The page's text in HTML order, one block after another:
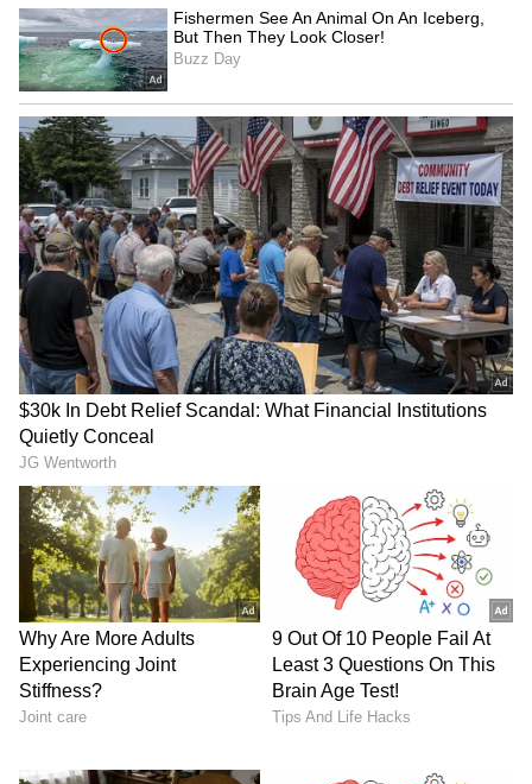
ಯಾವುದೇ ಬೆಲೆಬಾಳುವ ಆಸ್ತಿ ಅಥವಾ ಭದ್ರತೆ ಎಂದು
ಪರಿಗಣಿಸಲಾಗುತ್ತದೆ, ಅದು ಮದುವೆಯ ಸಮಯದಲ್ಲಿ
ಪರಸ್ಪರರಿಗೆ ನೀಡಲಾಗುತ್ತದೆ. ಇದನ್ನು ಮದುವೆಯ ನಂತರವೂ
ನೀಡಬಹುದು. ವರದಕ್ಷಿಣೆಯ ವ್ಯಾಖ್ಯಾನವು ಬಹಳ
ವಿಶಾಲವಾದ ವ್ಯಾಖ್ಯಾನವಾಗಿದೆ. ಈ ವ್ಯಾಖ್ಯಾನದ ಅಡಿಯಲ್ಲಿ,
ಮನೆ, ಭೂಮಿ, ಕಾರು, ಆಭರಣಗಳು, ರೂಪಾಯಿ ಸೇರಿದಂತೆ
ಸ್ಥಿರಾಸ್ತಿಯನ್ನು ಒಳಗೊಂಡಿರುತ್ತದೆ.
ವರದಕ್ಷಿಣೆ ಪದ್ಧತಿಯನ್ನು ನಿಲ್ಲಿಸುವ ಮತ್ತು ಕೊನೆಗೊಳಿಸುವ
ಉದ್ದೇಶದಿಂದ ಈ ಕಾಯ್ದೆಯನ್ನು ತರಲಾಗಿದೆ. ಈ ಕಾಯ್ದೆಯಡಿ
2 ಸೆಕ್ಷನ್‌ಗಳಿವೆ. ಸೆಕ್ಷನ್ 3 ಮತ್ತು 4. ವರದಕ್ಷಿಣೆ
ತೆಗೆದುಕೊಳ್ಳುವುದು ಮತ್ತು ನೀಡುವುದು ಸೆಕ್ಷನ್ 3 ರ
ಅಡಿಯಲ್ಲಿ ಅಪರಾಧವಾಗಿದೆ. ಇದಕ್ಕೆ 15,000 ವರೆಗೆ ದಂಡ
ಮತ್ತು 5 ವರ್ಷಗಳವರೆಗೆ ಜೈಲು ಶಿಕ್ಷೆಯನ್ನು ವಿಧಿಸಬಹುದು.
ವರದಕ್ಷಿಣೆ ಬೇಡಿಕೆಗೆ 6 ತಿಂಗಳಿಂದ 2 ವರ್ಷಗಳವರೆಗೆ ಜೈಲು
ಶಿಕ್ಷೆ ವಿಧಿಸಬಹುದು ಎಂದು ಸೆಕ್ಷನ್ 4 ಹೇಳಲಾಗಿದೆ.